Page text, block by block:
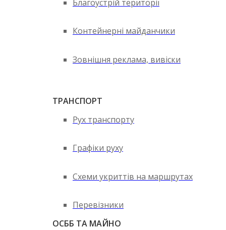
Благоустрій території
Контейнерні майданчики
Зовнішня реклама, вивіски
ТРАНСПОРТ
Рух транспорту
Графіки руху
Схеми укриттів на маршрутах
Перевізники
ОСББ ТА МАЙНО